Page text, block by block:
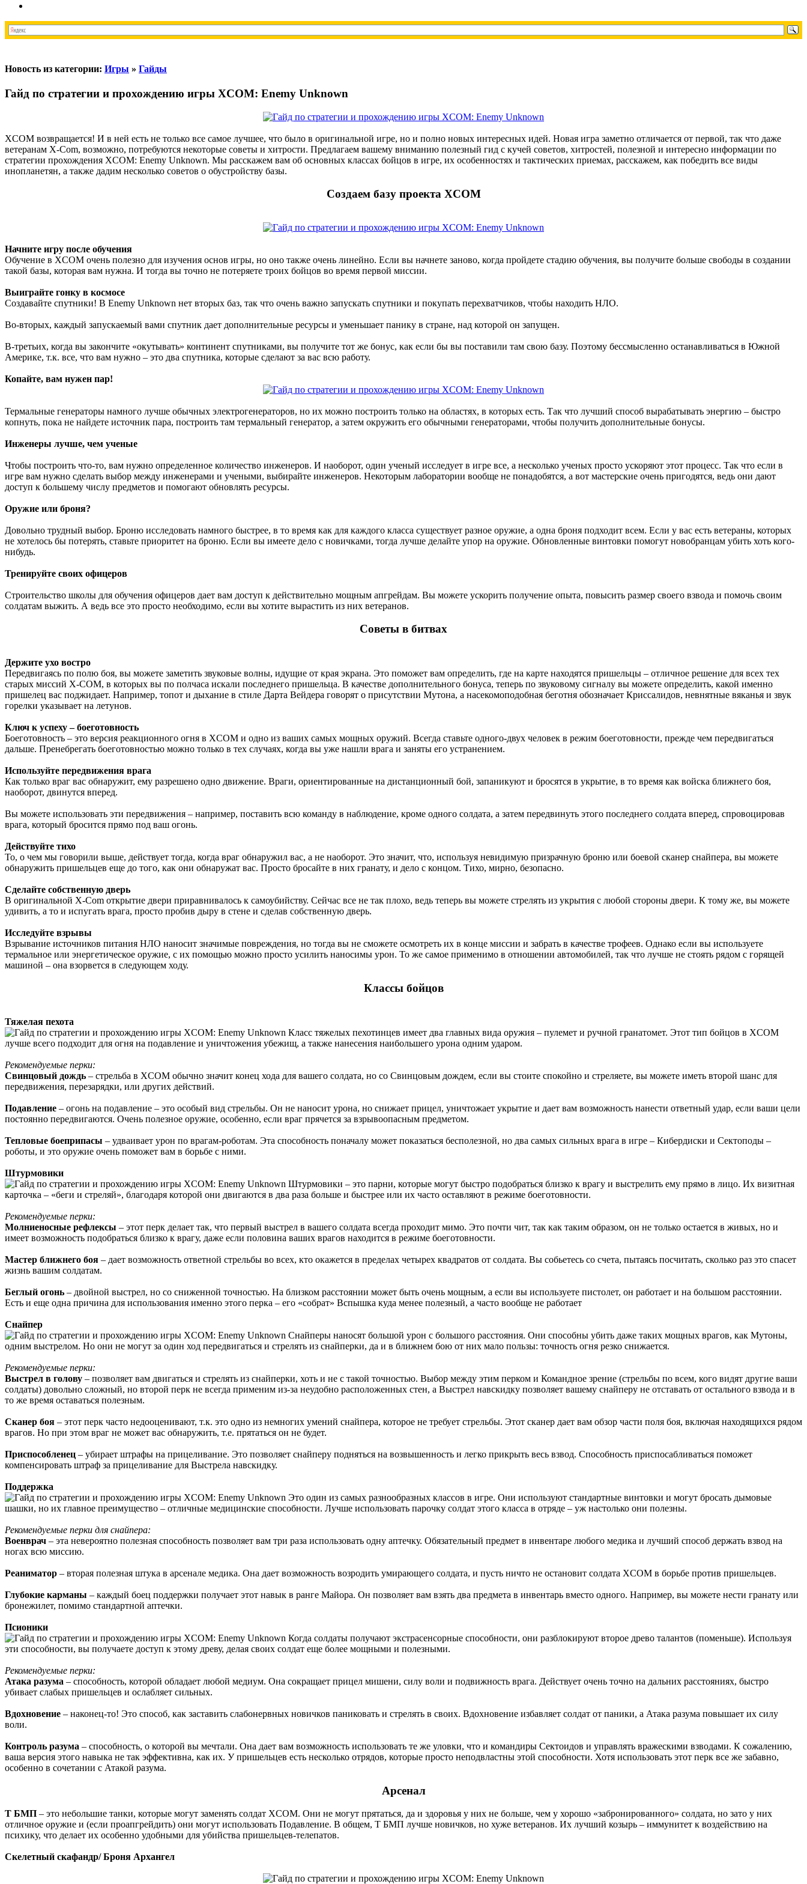
Новость из категории: Игры » Гайды
Гайд по стратегии и прохождению игры XCOM: Enemy Unknown
XCOM возвращается! И в ней есть не только все самое лучшее, что было в оригинальной игре, но и полно новых интересных идей. Новая игра заметно отличается от первой, так что даже
ветеранам X-Com, возможно, потребуются некоторые советы и хитрости. Предлагаем вашему вниманию полезный гид с кучей советов, хитростей, полезной и интересно информации по
стратегии прохождения XCOM: Enemy Unknown. Мы расскажем вам об основных классах бойцов в игре, их особенностях и тактических приемах, расскажем, как победить все виды
инопланетян, а также дадим несколько советов о обустройству базы.
Создаем базу проекта XCOM
Начните игру после обучения
Обучение в XCOM очень полезно для изучения основ игры, но оно также очень линейно. Если вы начнете заново, когда пройдете стадию обучения, вы получите больше свободы в создании
такой базы, которая вам нужна. И тогда вы точно не потеряете троих бойцов во время первой миссии.
Выиграйте гонку в космосе
Создавайте спутники! В Enemy Unknown нет вторых баз, так что очень важно запускать спутники и покупать перехватчиков, чтобы находить НЛО.
Во-вторых, каждый запускаемый вами спутник дает дополнительные ресурсы и уменьшает панику в стране, над которой он запущен.
В-третьих, когда вы закончите «окутывать» континент спутниками, вы получите тот же бонус, как если бы вы поставили там свою базу. Поэтому бессмысленно останавливаться в Южной
Америке, т.к. все, что вам нужно – это два спутника, которые сделают за вас всю работу.
Копайте, вам нужен пар!
Термальные генераторы намного лучше обычных электрогенераторов, но их можно построить только на областях, в которых есть. Так что лучший способ вырабатывать энергию – быстро
копнуть, пока не найдете источник пара, построить там термальный генератор, а затем окружить его обычными генераторами, чтобы получить дополнительные бонусы.
Инженеры лучше, чем ученые
Чтобы построить что-то, вам нужно определенное количество инженеров. И наоборот, один ученый исследует в игре все, а несколько ученых просто ускоряют этот процесс. Так что если в
игре вам нужно сделать выбор между инженерами и учеными, выбирайте инженеров. Некоторым лаборатории вообще не понадобятся, а вот мастерские очень пригодятся, ведь они дают
доступ к большему числу предметов и помогают обновлять ресурсы.
Оружие или броня?
Довольно трудный выбор. Броню исследовать намного быстрее, в то время как для каждого класса существует разное оружие, а одна броня подходит всем. Если у вас есть ветераны, которых
не хотелось бы потерять, ставьте приоритет на броню. Если вы имеете дело с новичками, тогда лучше делайте упор на оружие. Обновленные винтовки помогут новобранцам убить хоть кого-
нибудь.
Тренируйте своих офицеров
Строительство школы для обучения офицеров дает вам доступ к действительно мощным апгрейдам. Вы можете ускорить получение опыта, повысить размер своего взвода и помочь своим
солдатам выжить. А ведь все это просто необходимо, если вы хотите вырастить из них ветеранов.
Советы в битвах
Держите ухо востро
Передвигаясь по полю боя, вы можете заметить звуковые волны, идущие от края экрана. Это поможет вам определить, где на карте находятся пришельцы – отличное решение для всех тех
старых миссий X-COM, в которых вы по полчаса искали последнего пришельца. В качестве дополнительного бонуса, теперь по звуковому сигналу вы можете определить, какой именно
пришелец вас поджидает. Например, топот и дыхание в стиле Дарта Вейдера говорят о присутствии Мутона, а насекомоподобная беготня обозначает Криссалидов, невнятные вяканья и звук
горелки указывает на летунов.
Ключ к успеху – боеготовность
Боеготовность – это версия реакционного огня в XCOM и одно из ваших самых мощных оружий. Всегда ставьте одного-двух человек в режим боеготовности, прежде чем передвигаться
дальше. Пренебрегать боеготовностью можно только в тех случаях, когда вы уже нашли врага и заняты его устранением.
Используйте передвижения врага
Как только враг вас обнаружит, ему разрешено одно движение. Враги, ориентированные на дистанционный бой, запаникуют и бросятся в укрытие, в то время как войска ближнего боя,
наоборот, двинутся вперед.
Вы можете использовать эти передвижения – например, поставить всю команду в наблюдение, кроме одного солдата, а затем передвинуть этого последнего солдата вперед, спровоцировав
врага, который бросится прямо под ваш огонь.
Действуйте тихо
То, о чем мы говорили выше, действует тогда, когда враг обнаружил вас, а не наоборот. Это значит, что, используя невидимую призрачную броню или боевой сканер снайпера, вы можете
обнаружить пришельцев еще до того, как они обнаружат вас. Просто бросайте в них гранату, и дело с концом. Тихо, мирно, безопасно.
Сделайте собственную дверь
В оригинальной X-Com открытие двери приравнивалось к самоубийству. Сейчас все не так плохо, ведь теперь вы можете стрелять из укрытия с любой стороны двери. К тому же, вы можете
удивить, а то и испугать врага, просто пробив дыру в стене и сделав собственную дверь.
Исследуйте взрывы
Взрывание источников питания НЛО наносит значимые повреждения, но тогда вы не сможете осмотреть их в конце миссии и забрать в качестве трофеев. Однако если вы используете
термальное или энергетическое оружие, с их помощью можно просто усилить наносимы урон. То же самое применимо в отношении автомобилей, так что лучше не стоять рядом с горящей
машиной – она взорвется в следующем ходу.
Классы бойцов
Тяжелая пехота
Класс тяжелых пехотинцев имеет два главных вида оружия – пулемет и ручной гранатомет. Этот тип бойцов в XCOM
лучше всего подходит для огня на подавление и уничтожения убежищ, а также нанесения наибольшего урона одним ударом.
Рекомендуемые перки:
Свинцовый дождь – стрельба в XCOM обычно значит конец хода для вашего солдата, но со Свинцовым дождем, если вы стоите спокойно и стреляете, вы можете иметь второй шанс для
передвижения, перезарядки, или других действий.
Подавление – огонь на подавление – это особый вид стрельбы. Он не наносит урона, но снижает прицел, уничтожает укрытие и дает вам возможность нанести ответный удар, если ваши цели
постоянно передвигаются. Очень полезное оружие, особенно, если враг прячется за взрывоопасным предметом.
Тепловые боеприпасы – удваивает урон по врагам-роботам. Эта способность поначалу может показаться бесполезной, но два самых сильных врага в игре – Кибердиски и Сектоподы –
роботы, и это оружие очень поможет вам в борьбе с ними.
Штурмовики
Штурмовики – это парни, которые могут быстро подобраться близко к врагу и выстрелить ему прямо в лицо. Их визитная
карточка – «беги и стреляй», благодаря которой они двигаются в два раза больше и быстрее или их часто оставляют в режиме боеготовности.
Рекомендуемые перки:
Молниеносные рефлексы – этот перк делает так, что первый выстрел в вашего солдата всегда проходит мимо. Это почти чит, так как таким образом, он не только остается в живых, но и
имеет возможность подобраться близко к врагу, даже если половина ваших врагов находится в режиме боеготовности.
Мастер ближнего боя – дает возможность ответной стрельбы во всех, кто окажется в пределах четырех квадратов от солдата. Вы собьетесь со счета, пытаясь посчитать, сколько раз это спасет
жизнь вашим солдатам.
Беглый огонь – двойной выстрел, но со сниженной точностью. На близком расстоянии может быть очень мощным, а если вы используете пистолет, он работает и на большом расстоянии.
Есть и еще одна причина для использования именно этого перка – его «собрат» Вспышка куда менее полезный, а часто вообще не работает
Снайпер
Снайперы наносят большой урон с большого расстояния. Они способны убить даже таких мощных врагов, как Мутоны,
одним выстрелом. Но они не могут за один ход передвигаться и стрелять из снайперки, да и в ближнем бою от них мало пользы: точность огня резко снижается.
Рекомендуемые перки:
Выстрел в голову – позволяет вам двигаться и стрелять из снайперки, хоть и не с такой точностью. Выбор между этим перком и Командное зрение (стрельбы по всем, кого видят другие ваши
солдаты) довольно сложный, но второй перк не всегда применим из-за неудобно расположенных стен, а Выстрел навскидку позволяет вашему снайперу не отставать от остального взвода и в
то же время оставаться полезным.
Сканер боя – этот перк часто недооценивают, т.к. это одно из немногих умений снайпера, которое не требует стрельбы. Этот сканер дает вам обзор части поля боя, включая находящихся рядом
врагов. Но при этом враг не может вас обнаружить, т.е. прятаться он не будет.
Приспособленец – убирает штрафы на прицеливание. Это позволяет снайперу подняться на возвышенность и легко прикрыть весь взвод. Способность приспосабливаться поможет
компенсировать штраф за прицеливание для Выстрела навскидку.
Поддержка
Это один из самых разнообразных классов в игре. Они используют стандартные винтовки и могут бросать дымовые
шашки, но их главное преимущество – отличные медицинские способности. Лучше использовать парочку солдат этого класса в отряде – уж настолько они полезны.
Рекомендуемые перки для снайпера:
Военврач – эта невероятно полезная способность позволяет вам три раза использовать одну аптечку. Обязательный предмет в инвентаре любого медика и лучший способ держать взвод на
ногах всю миссию.
Реаниматор – вторая полезная штука в арсенале медика. Она дает возможность возродить умирающего солдата, и пусть ничто не остановит солдата XCOM в борьбе против пришельцев.
Глубокие карманы – каждый боец поддержки получает этот навык в ранге Майора. Он позволяет вам взять два предмета в инвентарь вместо одного. Например, вы можете нести гранату или
бронежилет, помимо стандартной аптечки.
Псионики
Когда солдаты получают экстрасенсорные способности, они разблокируют второе древо талантов (поменьше). Используя
эти способности, вы получаете доступ к этому древу, делая своих солдат еще более мощными и полезными.
Рекомендуемые перки:
Атака разума – способность, которой обладает любой медиум. Она сокращает прицел мишени, силу воли и подвижность врага. Действует очень точно на дальних расстояниях, быстро
убивает слабых пришельцев и ослабляет сильных.
Вдохновение – наконец-то! Это способ, как заставить слабонервных новичков паниковать и стрелять в своих. Вдохновение избавляет солдат от паники, а Атака разума повышает их силу
воли.
Контроль разума – способность, о которой вы мечтали. Она дает вам возможность использовать те же уловки, что и командиры Сектоидов и управлять вражескими взводами. К сожалению,
ваша версия этого навыка не так эффективна, как их. У пришельцев есть несколько отрядов, которые просто неподвластны этой способности. Хотя использовать этот перк все же забавно,
особенно в сочетании с Атакой разума.
Арсенал
Т БМП – это небольшие танки, которые могут заменять солдат XCOM. Они не могут прятаться, да и здоровья у них не больше, чем у хорошо «забронированного» солдата, но зато у них
отличное оружие и (если проапгрейдить) они могут использовать Подавление. В общем, Т БМП лучше новичков, но хуже ветеранов. Их лучший козырь – иммунитет к воздействию на
психику, что делает их особенно удобными для убийства пришельцев-телепатов.
Скелетный скафандр/ Броня Архангел